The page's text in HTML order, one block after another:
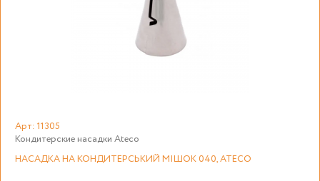
Арт: 11305
Кондитерские насадки Ateco
НАСАДКА НА КОНДИТЕРСЬКИЙ МІШОК 040, ATECO